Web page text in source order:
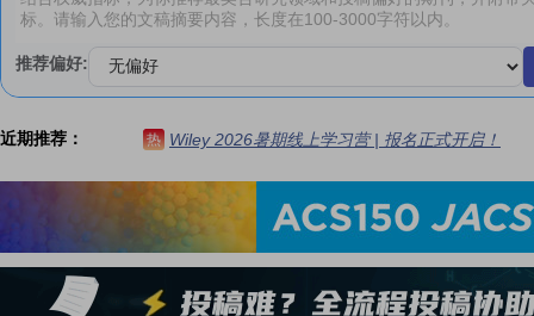
推荐偏好:
近期推荐： 热 Wiley 2026暑期线上学习营 | 报名正式开启！